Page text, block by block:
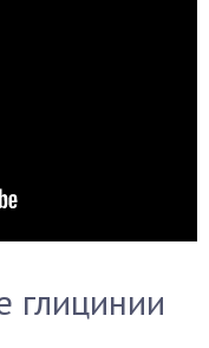
глицинии